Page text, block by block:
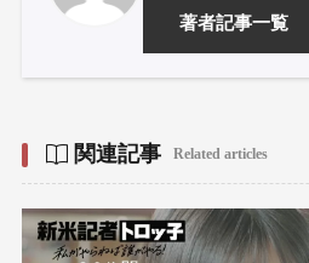
著者記事一覧
関連記事 Related articles